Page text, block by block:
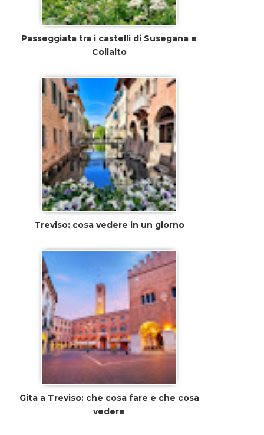
Passeggiata tra i castelli di Susegana e
Collalto
Treviso: cosa vedere in un giorno
Gita a Treviso: che cosa fare e che cosa
vedere